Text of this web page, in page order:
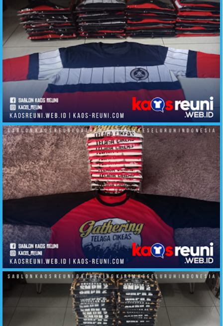
Sablon Kaos Kelas Kombinasi Keren
Sablon Kaos Gathering Telaga Cikeas